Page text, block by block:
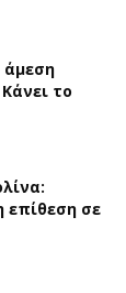
άμεση
το
επίθεση σε